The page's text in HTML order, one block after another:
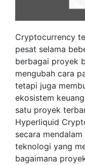
Cryptocurrency
pesat selama
berbagai proyek
mengubah cara
tetapi juga
ekosistem
satu proyek
Hyperliquid
secara
teknologi yang
bagaimana